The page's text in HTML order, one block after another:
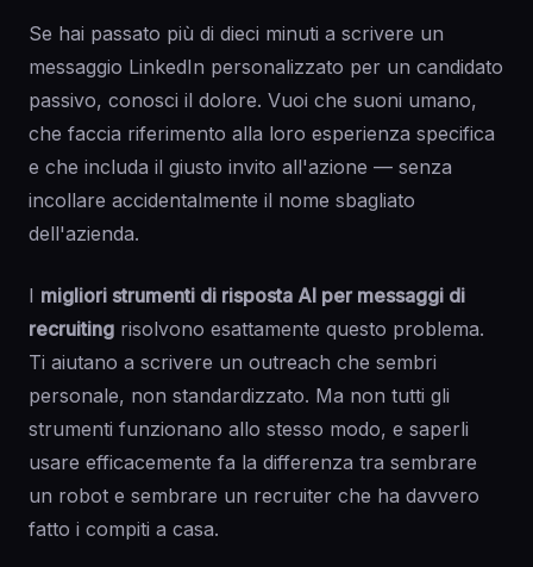
Se hai passato più di dieci minuti a scrivere un
messaggio LinkedIn personalizzato per un candidato
passivo, conosci il dolore. Vuoi che suoni umano,
che faccia riferimento alla loro esperienza specifica
e che includa il giusto invito all'azione — senza
incollare accidentalmente il nome sbagliato
dell'azienda.
I migliori strumenti di risposta AI per messaggi di
recruiting risolvono esattamente questo problema.
Ti aiutano a scrivere un outreach che sembri
personale, non standardizzato. Ma non tutti gli
strumenti funzionano allo stesso modo, e saperli
usare efficacemente fa la differenza tra sembrare
un robot e sembrare un recruiter che ha davvero
fatto i compiti a casa.